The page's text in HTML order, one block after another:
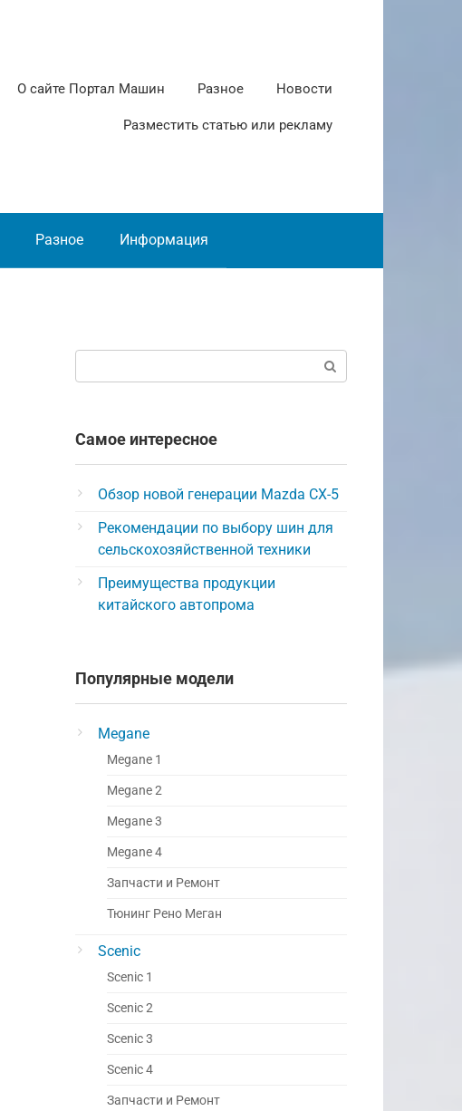
О сайте Портал Машин Разное Новости
Разместить статью или рекламу
Разное Информация
Самое интересное
Обзор новой генерации Mazda CX-5
Рекомендации по выбору шин для
сельскохозяйственной техники
Преимущества продукции
китайского автопрома
Популярные модели
Megane
Megane 1
Megane 2
Megane 3
Megane 4
Запчасти и Ремонт
Тюнинг Рено Меган
Scenic
Scenic 1
Scenic 2
Scenic 3
Scenic 4
Запчасти и Ремонт